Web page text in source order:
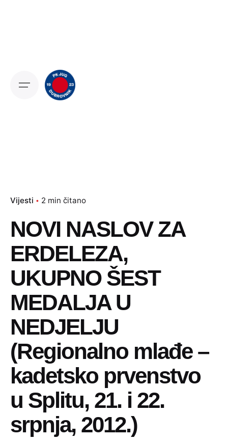
Vijesti 2 min čitano
NOVI NASLOV ZA
ERDELEZA,
UKUPNO ŠEST
MEDALJA U
NEDJELJU
(Regionalno mlađe –
kadetsko prvenstvo
u Splitu, 21. i 22.
srpnja, 2012.)